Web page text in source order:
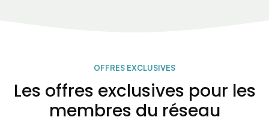
OFFRES EXCLUSIVES
Les offres exclusives pour les
membres du réseau